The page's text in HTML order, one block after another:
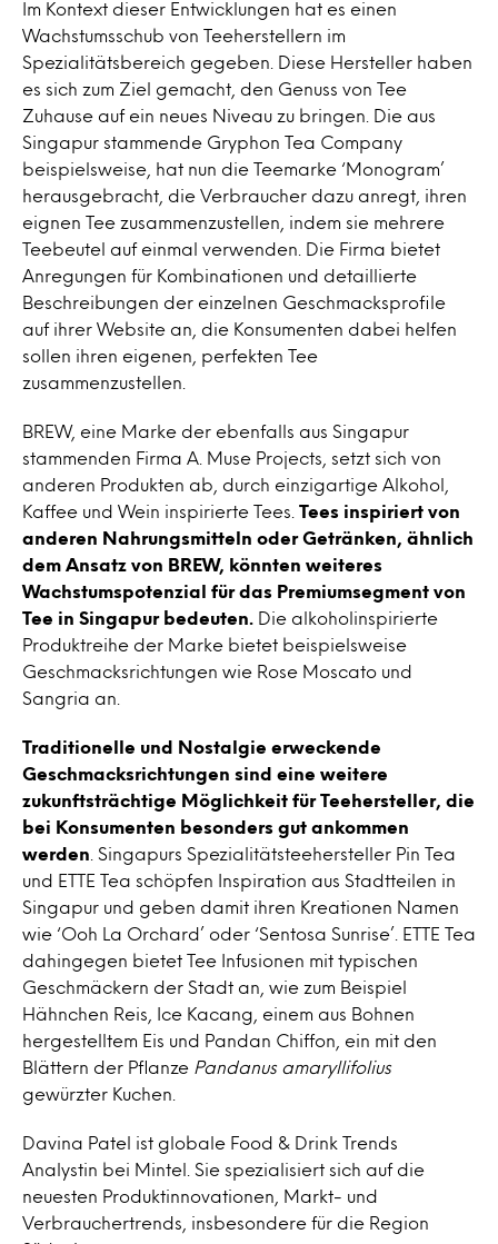
Im Kontext dieser Entwicklungen hat es einen
Wachstumsschub von Teeherstellern im
Spezialitätsbereich gegeben. Diese Hersteller haben
es sich zum Ziel gemacht, den Genuss von Tee
Zuhause auf ein neues Niveau zu bringen. Die aus
Singapur stammende Gryphon Tea Company
beispielsweise, hat nun die Teemarke ‘Monogram’
herausgebracht, die Verbraucher dazu anregt, ihren
eignen Tee zusammenzustellen, indem sie mehrere
Teebeutel auf einmal verwenden. Die Firma bietet
Anregungen für Kombinationen und detaillierte
Beschreibungen der einzelnen Geschmacksprofile
auf ihrer Website an, die Konsumenten dabei helfen
sollen ihren eigenen, perfekten Tee
zusammenzustellen.
BREW, eine Marke der ebenfalls aus Singapur
stammenden Firma A. Muse Projects, setzt sich von
anderen Produkten ab, durch einzigartige Alkohol,
Kaffee und Wein inspirierte Tees.
Tees inspiriert von
anderen Nahrungsmitteln oder Getränken, ähnlich
dem Ansatz von BREW, könnten weiteres
Wachstumspotenzial für das Premiumsegment von
Tee in Singapur bedeuten.
Die alkoholinspirierte
Produktreihe der Marke bietet beispielsweise
Geschmacksrichtungen wie Rose Moscato und
Sangria an.
Traditionelle und Nostalgie erweckende
Geschmacksrichtungen sind eine weitere
zukunftsträchtige Möglichkeit für Teehersteller, die
bei Konsumenten besonders gut ankommen
werden . Singapurs Spezialitätsteehersteller Pin Tea
und ETTE Tea schöpfen Inspiration aus Stadtteilen in
Singapur und geben damit ihren Kreationen Namen
wie ‘Ooh La Orchard’ oder ‘Sentosa Sunrise’. ETTE Tea
dahingegen bietet Tee Infusionen mit typischen
Geschmäckern der Stadt an, wie zum Beispiel
Hähnchen Reis, Ice Kacang, einem aus Bohnen
hergestelltem Eis und Pandan Chiffon, ein mit den
Blättern der Pflanze Pandanus amaryllifolius
gewürzter Kuchen.
Davina Patel ist globale Food & Drink Trends
Analystin bei Mintel. Sie spezialisiert sich auf die
neuesten Produktinnovationen, Markt- und
Verbrauchertrends, insbesondere für die Region